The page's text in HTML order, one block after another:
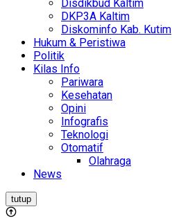
Disdikbud Kaltim
DKP3A Kaltim
Diskominfo Kab. Kutim
Hukum & Peristiwa
Politik
Kilas Info
Pariwara
Kesehatan
Opini
Infografis
Teknologi
Otomatif
Olahraga
News
tutup